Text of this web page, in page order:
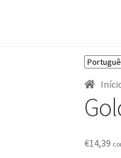
Escolha
idioma
€14,39